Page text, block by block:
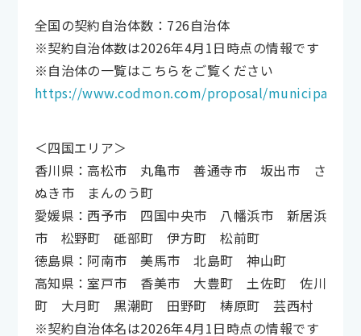
全国の契約自治体数：726自治体
※契約自治体数は2026年4月1日時点の情報です
※自治体の一覧はこちらをご覧ください
https://www.codmon.com/proposal/municipality/
＜四国エリア＞
香川県：高松市 丸亀市 善通寺市 坂出市 さ
ぬき市 まんのう町
愛媛県：西予市 四国中央市 八幡浜市 新居浜
市 松野町 砥部町 伊方町 松前町
徳島県：阿南市 美馬市 北島町 神山町
高知県：室戸市 香美市 大豊町 土佐町 佐川
町 大月町 黒潮町 田野町 梼原町 芸西村
※契約自治体名は2026年4月1日時点の情報です